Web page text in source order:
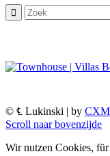
© ℄ Lukinski | by
Scroll naar bovenzijde
Wir nutzen Cookies,